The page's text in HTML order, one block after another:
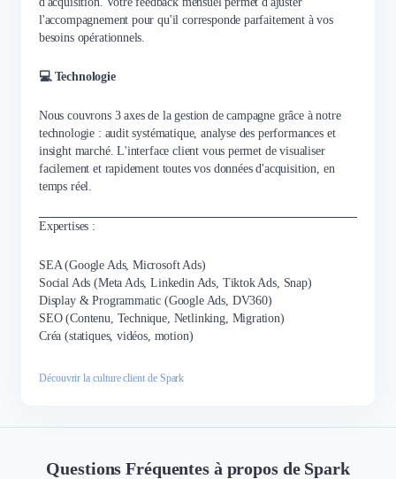
l'accompagnement pour qu'il corresponde parfaitement à vos
besoins opérationnels.
💻 Technologie
Nous couvrons 3 axes de la gestion de campagne grâce à notre
technologie : audit systématique, analyse des performances et
insight marché. L'interface client vous permet de visualiser
facilement et rapidement toutes vos données d'acquisition, en
temps réel.
Expertises :
SEA (Google Ads, Microsoft Ads)
Social Ads (Meta Ads, Linkedin Ads, Tiktok Ads, Snap)
Display & Programmatic (Google Ads, DV360)
SEO (Contenu, Technique, Netlinking, Migration)
Créa (statiques, vidéos, motion)
Découvrir la culture client de Spark
Questions Fréquentes à propos de Spark